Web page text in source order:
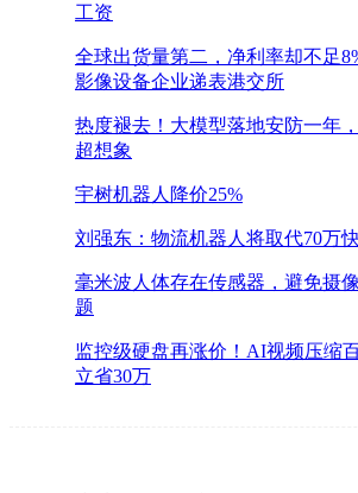
工资
全球出货量第二，净利率却不足
影像设备企业递表港交所
热度褪去！大模型落地安防一年
超想象
宇树机器人降价25%
刘强东：物流机器人将取代70万
毫米波人体存在传感器，避免摄
题
监控级硬盘再涨价！AI视频压缩
立省30万